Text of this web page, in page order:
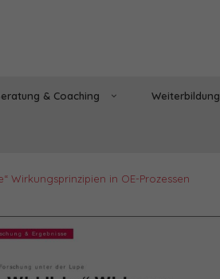
& Coaching Weiterbildung
Wirkungsprinzipien in OE-Prozessen